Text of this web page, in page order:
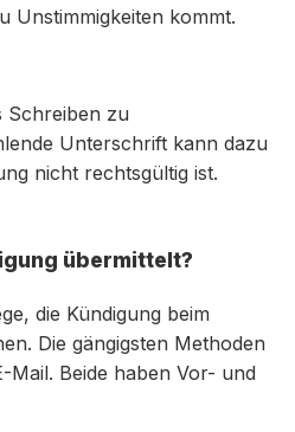
Unstimmigkeiten kommt.
Schreiben zu
Unterschrift kann dazu
nicht rechtsgültig ist.
übermittelt?
die Kündigung beim
Die gängigsten Methoden
Beide haben Vor- und